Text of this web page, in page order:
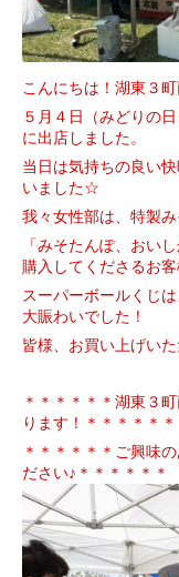
こんにちは！湖東３
５月４日（みどりの
に出店しました。
当日は気持ちの良い
いました☆
我々女性部は、特製
「みそたんぽ、おい
購入してくださるお
スーパーボールくじ
大賑わいでした！
皆様、お買い上げい
＊＊＊＊＊＊湖東３
ります！＊＊＊＊＊＊
＊＊＊＊＊＊ご興味
ださい♪＊＊＊＊＊＊